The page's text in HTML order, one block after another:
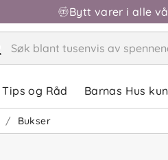
Bytt varer i alle
Tips og Råd Barnas Hus
Bukser